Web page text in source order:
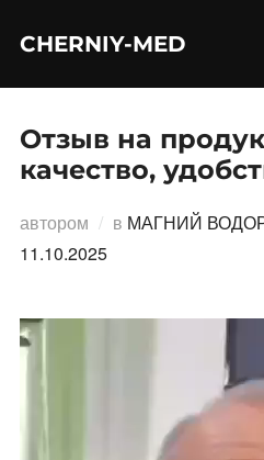
CHERNIY-MED
Отзыв на
качество,
автором в МАГНИЙ
11.10.2025